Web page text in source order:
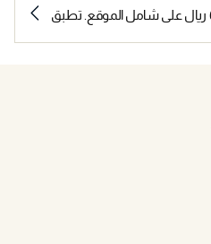
عند التسوق بقيمة 699 ريال على شامل الموقع. تطبق